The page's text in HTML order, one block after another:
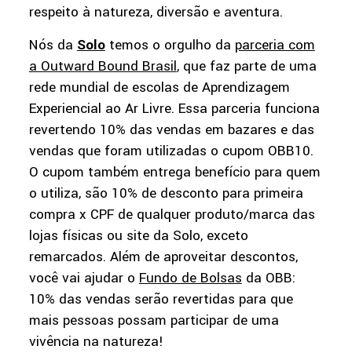
respeito à natureza, diversão e aventura.
Nós daSolotemos o orgulho da parceria com
a Outward Bound Brasil, que faz parte de uma
rede mundial de escolas de Aprendizagem
Experiencial ao Ar Livre. Essa parceria funciona
revertendo 10% das vendas em bazares e das
vendas que foram utilizadas o cupom OBB10.
O cupom também entrega benefício para quem
o utiliza, são 10% de desconto para primeira
compra x CPF de qualquer produto/marca das
lojas físicas ou site da Solo, exceto
remarcados. Além de aproveitar descontos,
você vai ajudar oFundo de Bolsasda OBB:
10% das vendas serão revertidas para que
mais pessoas possam participar de uma
vivência na natureza!